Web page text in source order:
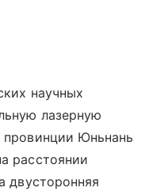
научных
лазерную
провинции Юньнань
расстоянии
двусторонняя